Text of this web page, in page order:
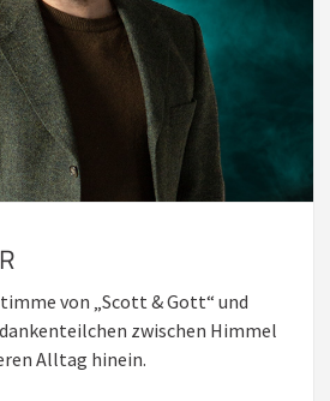
von „Scott & Gott“ und
zwischen Himmel
Alltag hinein.